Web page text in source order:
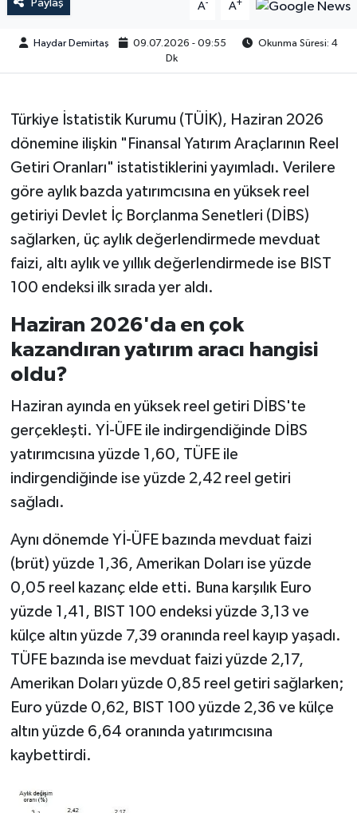
Paylaş A- A+
Haydar Demirtaş 09.07.2026 - 09:55
Okunma Süresi: 4
Dk
Türkiye İstatistik Kurumu (TÜİK), Haziran 2026
dönemine ilişkin "Finansal Yatırım Araçlarının Reel
Getiri Oranları" istatistiklerini yayımladı. Verilere
göre aylık bazda yatırımcısına en yüksek reel
getiriyi Devlet İç Borçlanma Senetleri (DİBS)
sağlarken, üç aylık değerlendirmede mevduat
faizi, altı aylık ve yıllık değerlendirmede ise BIST
100 endeksi ilk sırada yer aldı.
Haziran 2026'da en çok
kazandıran yatırım aracı hangisi
oldu?
Haziran ayında en yüksek reel getiri DİBS'te
gerçekleşti. Yİ-ÜFE ile indirgendiğinde DİBS
yatırımcısına yüzde 1,60, TÜFE ile
indirgendiğinde ise yüzde 2,42 reel getiri
sağladı.
Aynı dönemde Yİ-ÜFE bazında mevduat faizi
(brüt) yüzde 1,36, Amerikan Doları ise yüzde
0,05 reel kazanç elde etti. Buna karşılık Euro
yüzde 1,41, BIST 100 endeksi yüzde 3,13 ve
külçe altın yüzde 7,39 oranında reel kayıp yaşadı.
TÜFE bazında ise mevduat faizi yüzde 2,17,
Amerikan Doları yüzde 0,85 reel getiri sağlarken;
Euro yüzde 0,62, BIST 100 yüzde 2,36 ve külçe
altın yüzde 6,64 oranında yatırımcısına
kaybettirdi.